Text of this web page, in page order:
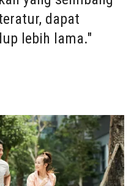
dapat
lebih lama."